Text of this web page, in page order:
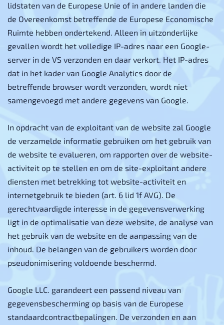
lidstaten van de Europese Unie of in andere landen die
de Overeenkomst betreffende de Europese Economische
Ruimte hebben ondertekend. Alleen in uitzonderlijke
gevallen wordt het volledige IP-adres naar een Google-
server in de VS verzonden en daar verkort. Het IP-adres
dat in het kader van Google Analytics door de
betreffende browser wordt verzonden, wordt niet
samengevoegd met andere gegevens van Google.
In opdracht van de exploitant van de website zal Google
de verzamelde informatie gebruiken om het gebruik van
de website te evalueren, om rapporten over de website-
activiteit op te stellen en om de site-exploitant andere
diensten met betrekking tot website-activiteit en
internetgebruik te bieden (art. 6 lid 1f AVG). De
gerechtvaardigde interesse in de gegevensverwerking
ligt in de optimalisatie van deze website, de analyse van
het gebruik van de website en de aanpassing van de
inhoud. De belangen van de gebruikers worden door
pseudonimisering voldoende beschermd.
Google LLC. garandeert een passend niveau van
gegevensbescherming op basis van de Europese
standaardcontractbepalingen. De verzonden en aan